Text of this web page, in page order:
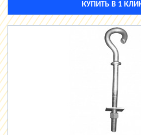
КУПИТЬ В 1